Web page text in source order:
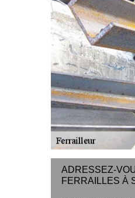
ADRESSEZ-
FERRAILLES À